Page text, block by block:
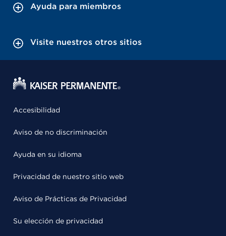
Ayuda para miembros
Visite nuestros otros sitios
Accesibilidad
Aviso de no discriminación
Ayuda en su idioma
Privacidad de nuestro sitio web
Aviso de Prácticas de Privacidad
Su elección de privacidad